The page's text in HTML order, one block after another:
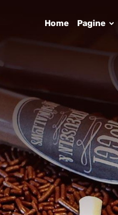
Home Pagine